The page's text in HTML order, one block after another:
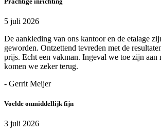
5 juli 2026
De aankleding van ons kantoor en de etalage
geworden. Ontzettend tevreden met de
prijs. Echt een vakman. Ingeval we toe zijn aan
komen we zeker terug.
- Gerrit Meijer
Voelde onmiddellijk fijn
3 juli 2026